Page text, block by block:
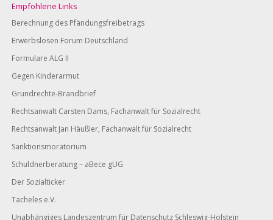
Empfohlene Links
Berechnung des Pfändungsfreibetrags
Erwerbslosen Forum Deutschland
Formulare ALG II
Gegen Kinderarmut
Grundrechte-Brandbrief
Rechtsanwalt Carsten Dams, Fachanwalt für Sozialrecht
Rechtsanwalt Jan Häußler, Fachanwalt für Sozialrecht
Sanktionsmoratorium
Schuldnerberatung – aBece gUG
Der Sozialticker
Tacheles e.V.
Unabhängiges Landeszentrum für Datenschutz Schleswig-Holstein